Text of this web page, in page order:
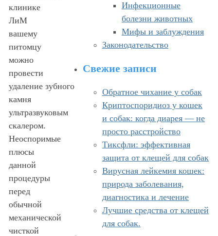
клинике
ЛиМ
вашему
питомцу
можно
провести
удаление зубного
камня
ультразвуковым
скалером.
Неоспоримые
плюсы
данной
процедуры
перед
обычной
механической
чисткой
Инфекционные
болезни животных
Мифы и заблуждения
Законодательство
Свежие записи
Обратное чихание у собак
Криптоспоридиоз у кошек
и собак: когда диарея — не
просто расстройство
Тиксфли: эффективная
защита от клещей для собак
Вирусная лейкемия кошек:
природа заболевания,
диагностика и лечение
Лучшие средства от клещей
для собак.